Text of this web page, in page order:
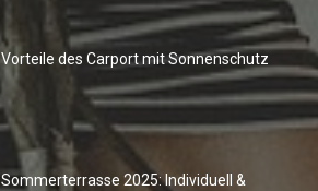
Vorteile des Carport mit Sonnenschutz
Sommerterrasse 2025: Individuell &